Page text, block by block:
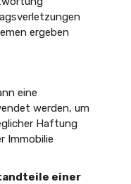
ergeben
eine
werden, um
Haftung
Immobilie
einer